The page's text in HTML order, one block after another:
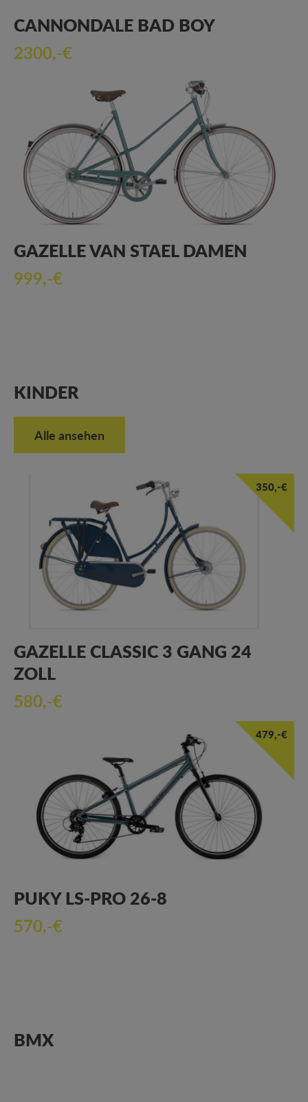
CANNONDALE BAD BOY
2300,-€
GAZELLE VAN STAEL DAMEN
999,-€
KINDER
Alle ansehen
350,-€
GAZELLE CLASSIC 3 GANG 24
ZOLL
580,-€
479,-€
PUKY LS-PRO 26-8
570,-€
BMX